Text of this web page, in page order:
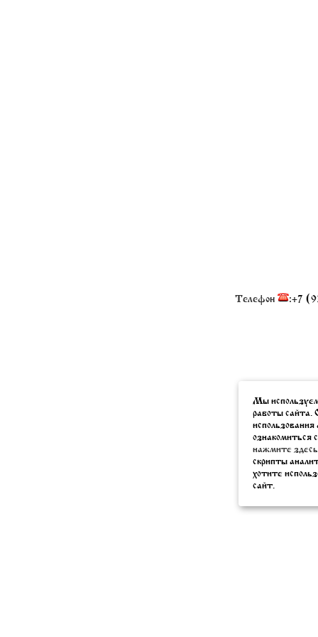
Телефон
:+7
Мы
работы сайта.
ознакомиться
нажмите здесь
скрипты
хотите
сайт.